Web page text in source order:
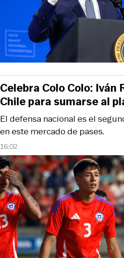
16:02
El defensa nacional es el
en este mercado de pases.
Celebra Colo Colo: Iván
Chile para sumarse al